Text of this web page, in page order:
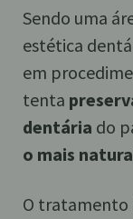
Sendo uma
estética
em
tenta
dentária do
o mais
O tratamento